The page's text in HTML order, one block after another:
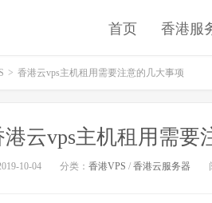
首页 香港服
> 香港云vps主机租用需要注意的几大事项
港云vps主机租用需要
10-04 分类： 香港VPS / 香港云服务器